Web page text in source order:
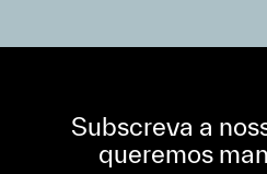
Subscreva a
queremos